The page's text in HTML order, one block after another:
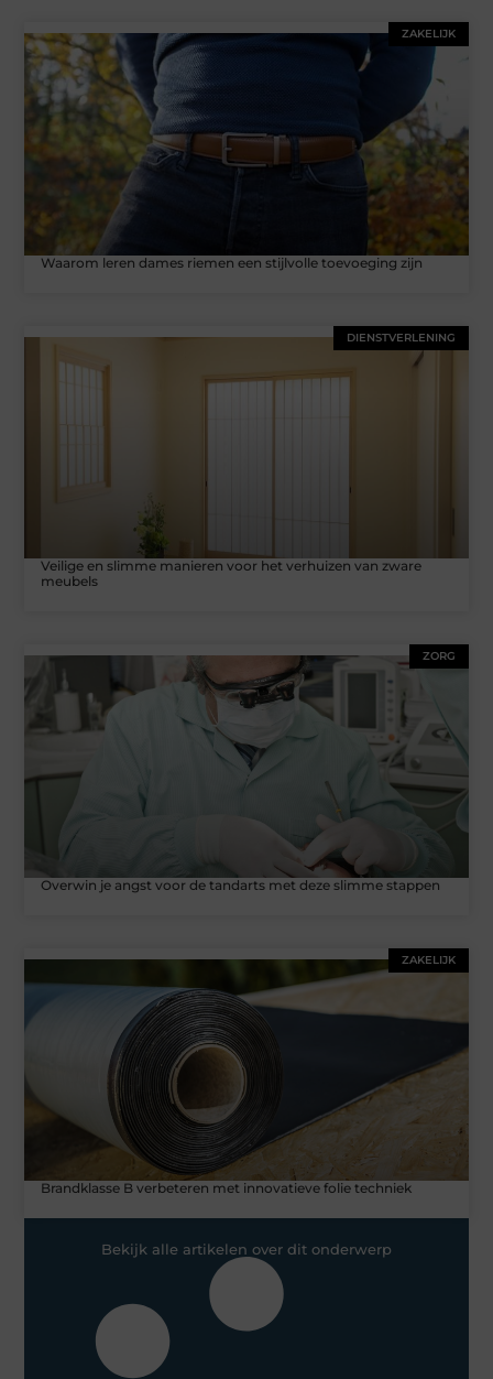
ZAKELIJK
Waarom leren dames riemen een stijlvolle toevoeging zijn
DIENSTVERLENING
Veilige en slimme manieren voor het verhuizen van zware
meubels
ZORG
Overwin je angst voor de tandarts met deze slimme stappen
ZAKELIJK
Brandklasse B verbeteren met innovatieve folie techniek
Bekijk alle artikelen over dit onderwerp